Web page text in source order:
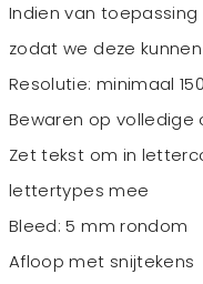
Indien van toepassing
zodat we deze
Resolutie: minimaal
Bewaren op volledige
Zet tekst om in
lettertypes mee
Bleed: 5 mm rondom
Afloop met snijtekens